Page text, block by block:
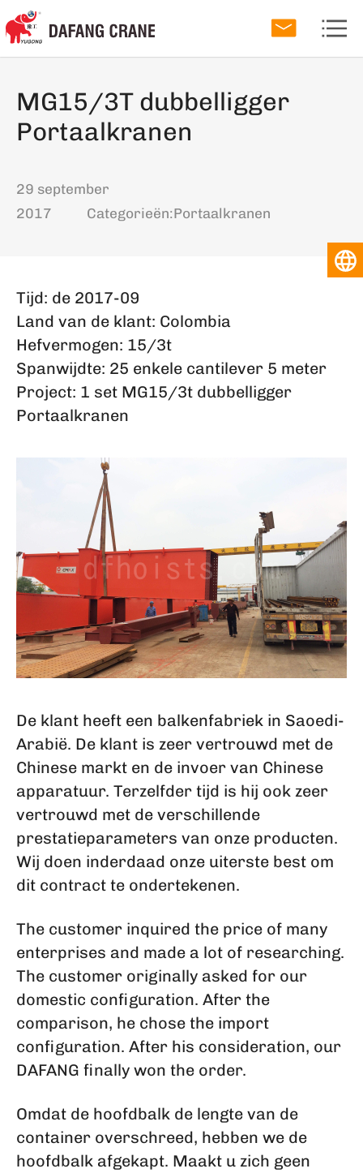
MG15/3T dubbelligger
Portaalkranen
29 september
2017
Categorieën:Portaalkranen
Tijd: de 2017-09
Land van de klant: Colombia
Hefvermogen: 15/3t
Spanwijdte: 25 enkele cantilever 5 meter
Project: 1 set MG15/3t dubbelligger
Portaalkranen
De klant heeft een balkenfabriek in Saoedi-
Arabië. De klant is zeer vertrouwd met de
Chinese markt en de invoer van Chinese
apparatuur. Terzelfder tijd is hij ook zeer
vertrouwd met de verschillende
prestatieparameters van onze producten.
Wij doen inderdaad onze uiterste best om
dit contract te ondertekenen.
The customer inquired the price of many
enterprises and made a lot of researching.
The customer originally asked for our
domestic configuration. After the
comparison, he chose the import
configuration. After his consideration, our
DAFANG finally won the order.
Omdat de hoofdbalk de lengte van de
container overschreed, hebben we de
hoofdbalk afgekapt. Maakt u zich geen